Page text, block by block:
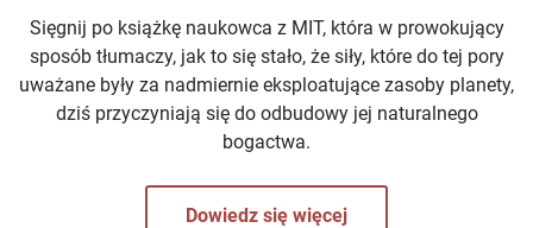
Sięgnij po książkę naukowca z MIT, która w prowokujący
sposób tłumaczy, jak to się stało, że siły, które do tej pory
uważane były za nadmiernie eksploatujące zasoby planety,
dziś przyczyniają się do odbudowy jej naturalnego
bogactwa.
Dowiedz się więcej